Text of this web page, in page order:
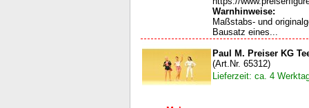
Warnhinweise:
Maßstabs- und
Bausatz eines...
Paul M. Preiser KG
(Art.Nr. 65312)
Lieferzeit: ca. 4